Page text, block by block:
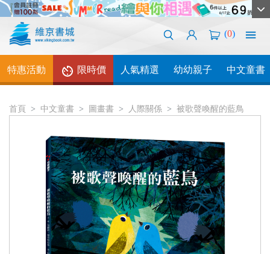
(0)
特惠活動 限時價 人氣精選 幼幼親子 中文童書
首頁 中文童書 圖畫書 人際關係 被歌聲喚醒的藍鳥